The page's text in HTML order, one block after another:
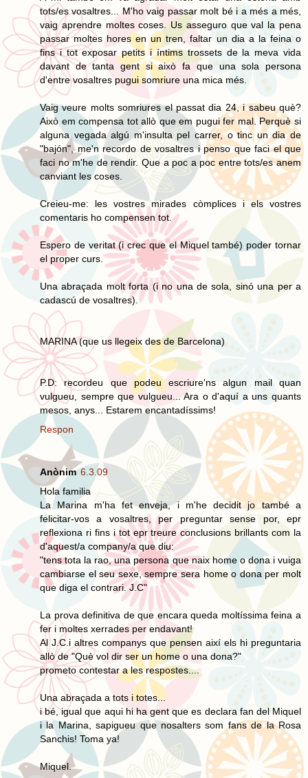
tots/es vosaltres... M'ho vaig passar molt bé i a més a més,
vaig aprendre moltes coses. Us asseguro que val la pena
passar moltes hores en un tren, faltar un dia a la feina o
fins i tot exposar petits i íntims trossets de la meva vida
davant de tanta gent si això fa que una sola persona
d'entre vosaltres pugui somriure una mica més.
Vaig veure molts somriures el passat dia 24, i sabeu què?
Això em compensa tot allò que em pugui fer mal. Perquè si
alguna vegada algú m'insulta pel carrer, o tinc un dia de
"bajón", me'n recordo de vosaltres i penso que faci el que
faci no m'he de rendir. Que a poc a poc entre tots/es anem
canviant les coses.
Creieu-me: les vostres mirades còmplices i els vostres
comentaris ho compensen tot.
Espero de veritat (i crec que el Miquel també) poder tornar
el proper curs.
Una abraçada molt forta (i no una de sola, sinó una per a
cadascú de vosaltres).
MARINA (que us llegeix des de Barcelona)
P.D: recordeu que podeu escriure'ns algun mail quan
vulgueu, sempre que vulgueu... Ara o d'aquí a uns quants
mesos, anys... Estarem encantadíssims!
Respon
Anònim 6.3.09
Hola familia
La Marina m'ha fet enveja, i m'he decidit jo també a
felicitar-vos a vosaltres, per preguntar sense por, epr
reflexiona ri fins i tot epr treure conclusions brillants com la
d'aquest/a company/a que diu:
"tens tota la rao, una persona que naix home o dona i vuiga
cambiarse el seu sexe, sempre sera home o dona per molt
que diga el contrari. J.C"
La prova definitiva de que encara queda moltíssima feina a
fer i moltes xerrades per endavant!
Al J.C.i altres companys que pensen així els hi preguntaria
allò de "Què vol dir ser un home o una dona?"
prometo contestar a les respostes....
Una abraçada a tots i totes...
i bé, igual que aqui hi ha gent que es declara fan del Miquel
i la Marina, sapigueu que nosalters som fans de la Rosa
Sanchis! Toma ya!
Miquel.